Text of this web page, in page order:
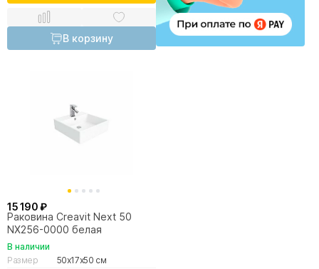
В корзину
15 190 ₽
Раковина Creavit Next 50
NX256-0000 белая
В наличии
Размер
50x17x50 см